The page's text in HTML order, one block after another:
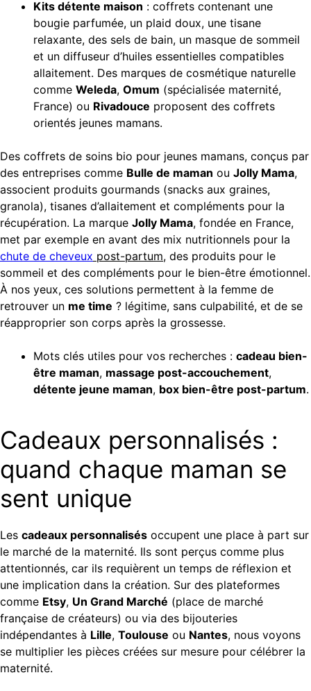
Kits détente maison : coffrets contenant une
bougie parfumée, un plaid doux, une tisane
relaxante, des sels de bain, un masque de sommeil
et un diffuseur d’huiles essentielles compatibles
allaitement. Des marques de cosmétique naturelle
comme Weleda, Omum (spécialisée maternité,
France) ou Rivadouce proposent des coffrets
orientés jeunes mamans.
Des coffrets de soins bio pour jeunes mamans, conçus par
des entreprises comme Bulle de maman ou Jolly Mama,
associent produits gourmands (snacks aux graines,
granola), tisanes d’allaitement et compléments pour la
récupération. La marque Jolly Mama, fondée en France,
met par exemple en avant des mix nutritionnels pour la
chute de cheveux post-partum, des produits pour le
sommeil et des compléments pour le bien-être émotionnel.
À nos yeux, ces solutions permettent à la femme de
retrouver un me time ? légitime, sans culpabilité, et de se
réapproprier son corps après la grossesse.
Mots clés utiles pour vos recherches : cadeau bien-
être maman, massage post-accouchement,
détente jeune maman, box bien-être post-partum.
Cadeaux personnalisés :
quand chaque maman se
sent unique
Les cadeaux personnalisés occupent une place à part sur
le marché de la maternité. Ils sont perçus comme plus
attentionnés, car ils requièrent un temps de réflexion et
une implication dans la création. Sur des plateformes
comme Etsy, Un Grand Marché (place de marché
française de créateurs) ou via des bijouteries
indépendantes à Lille, Toulouse ou Nantes, nous voyons
se multiplier les pièces créées sur mesure pour célébrer la
maternité.